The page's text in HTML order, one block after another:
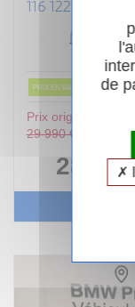
116 122 CH
22
PRIX EN BAISSE
Prix original :
29 990 €
28
de